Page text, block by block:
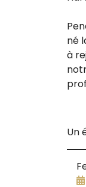
né
à
Un